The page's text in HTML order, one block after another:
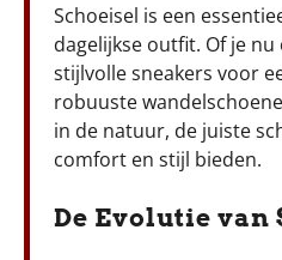
Schoeisel is een
dagelijkse outfit. Of je
stijlvolle sneakers voor
robuuste
in de natuur, de juiste
comfort en stijl bieden.
De Evolutie van